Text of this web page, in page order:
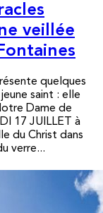
veillée
quelques
saint : elle
Dame de
17 JUILLET à
du Christ dans
verre...